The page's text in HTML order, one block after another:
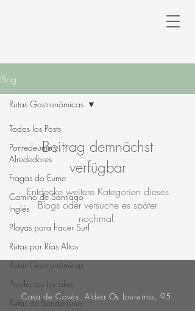
Blog
Todos los Posts
Pontedeume y
Alrededores
Fragas do Eume
Camino de Santiago
Inglés
Playas para hacer Surf
Rutas por Rías Altas
Rutas Gastronómicas
Productos Locales
Rutas de Senderismo
Rutas Gastronómicas
Beitrag demnächst
verfügbar
Entdecke weitere Kategorien dieses
Blogs oder versuche es später
nochmal.
Casa de Covés. Aldea Os Loureiros, 95.